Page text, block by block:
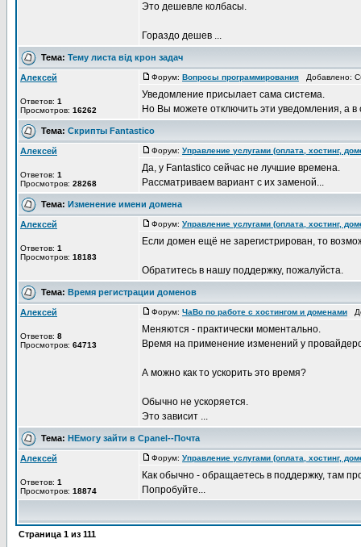
Это дешевле колбасы.
Гораздо дешев ...
Тема: Тему листа від крон задач
Алексей
Ответов: 1
Просмотров: 16262
Форум: Вопросы программирования Добавлено:
Уведомление присылает сама система.
Но Вы можете отключить эти уведомления, а
Тема: Скрипты Fantastico
Алексей
Ответов: 1
Просмотров: 28268
Форум: Управление услугами (оплата, хостинг,
Да, у Fantastico сейчас не лучшие времена.
Рассматриваем вариант с их заменой...
Тема: Изменение имени домена
Алексей
Ответов: 1
Просмотров: 18183
Форум: Управление услугами (оплата, хостинг,
Если домен ещё не зарегистрирован, то
Обратитесь в нашу поддержку, пожалуйста.
Тема: Время регистрации доменов
Алексей
Ответов: 8
Просмотров: 64713
Форум: ЧаВо по работе с хостингом и доменами
Меняются - практически моментально.
Время на применение изменений у
А можно как то ускорить это время?
Обычно не ускоряется.
Это зависит ...
Тема: НЕмогу зайти в Сpanel--Почта
Алексей
Ответов: 1
Просмотров: 18874
Форум: Управление услугами (оплата, хостинг,
Как обычно - обращаетесь в поддержку, там
Попробуйте...
Страница 1 из 111